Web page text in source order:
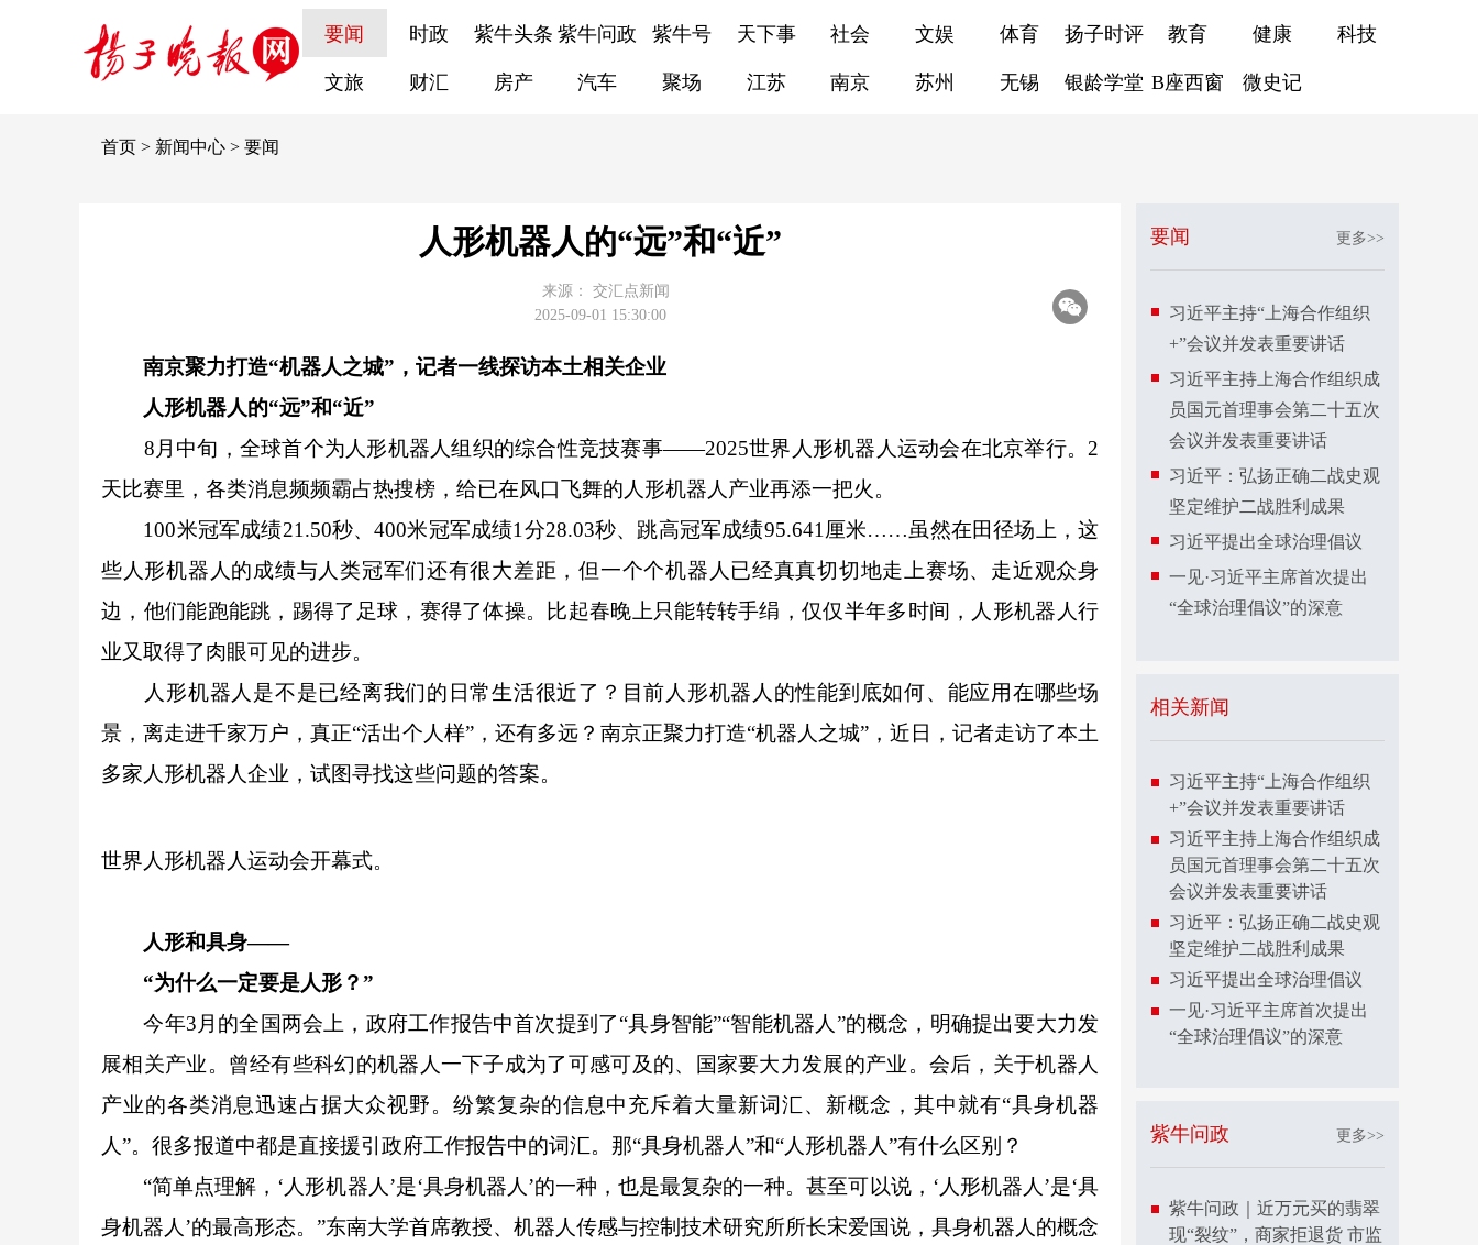
要闻 时政 紫牛头条 紫牛问政 紫牛号 天下事 社会 文娱 体育 扬子时评 教育 健康 科技
文旅 财汇 房产 汽车 聚场 江苏 南京 苏州 无锡 银龄学堂 B座西窗 微史记
首页 > 新闻中心 > 要闻
人形机器人的“远”和“近”
来源：
交汇点新闻
2025-09-01 15:30:00
南京聚力打造“机器人之城”，记者一线探访本土相关企业
人形机器人的“远”和“近”
8月中旬，全球首个为人形机器人组织的综合性竞技赛事——2025世界人形机器人运动会在北京举行。2
天比赛里，各类消息频频霸占热搜榜，给已在风口飞舞的人形机器人产业再添一把火。
100米冠军成绩21.50秒、400米冠军成绩1分28.03秒、跳高冠军成绩95.641厘米……虽然在田径场上，这
些人形机器人的成绩与人类冠军们还有很大差距，但一个个机器人已经真真切切地走上赛场、走近观众身
边，他们能跑能跳，踢得了足球，赛得了体操。比起春晚上只能转转手绢，仅仅半年多时间，人形机器人行
业又取得了肉眼可见的进步。
人形机器人是不是已经离我们的日常生活很近了？目前人形机器人的性能到底如何、能应用在哪些场
景，离走进千家万户，真正“活出个人样”，还有多远？南京正聚力打造“机器人之城”，近日，记者走访了本土
多家人形机器人企业，试图寻找这些问题的答案。
世界人形机器人运动会开幕式。
人形和具身——
“为什么一定要是人形？”
今年3月的全国两会上，政府工作报告中首次提到了“具身智能”“智能机器人”的概念，明确提出要大力发
展相关产业。曾经有些科幻的机器人一下子成为了可感可及的、国家要大力发展的产业。会后，关于机器人
产业的各类消息迅速占据大众视野。纷繁复杂的信息中充斥着大量新词汇、新概念，其中就有“具身机器
人”。很多报道中都是直接援引政府工作报告中的词汇。那“具身机器人”和“人形机器人”有什么区别？
“简单点理解，‘人形机器人’是‘具身机器人’的一种，也是最复杂的一种。甚至可以说，‘人形机器人’是‘具
身机器人’的最高形态。”东南大学首席教授、机器人传感与控制技术研究所所长宋爱国说，具身机器人的概念
要闻 更多>>
习近平主持“上海合作组织
+”会议并发表重要讲话
习近平主持上海合作组织成
员国元首理事会第二十五次
会议并发表重要讲话
习近平：弘扬正确二战史观
坚定维护二战胜利成果
习近平提出全球治理倡议
一见·习近平主席首次提出
“全球治理倡议”的深意
相关新闻
习近平主持“上海合作组织
+”会议并发表重要讲话
习近平主持上海合作组织成
员国元首理事会第二十五次
会议并发表重要讲话
习近平：弘扬正确二战史观
坚定维护二战胜利成果
习近平提出全球治理倡议
一见·习近平主席首次提出
“全球治理倡议”的深意
紫牛问政 更多>>
紫牛问政｜近万元买的翡翠
现“裂纹”，商家拒退货 市监